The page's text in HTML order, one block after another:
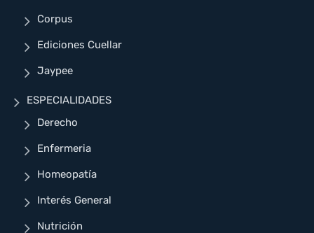
Corpus
Ediciones Cuellar
Jaypee
ESPECIALIDADES
Derecho
Enfermeria
Homeopatía
Interés General
Nutrición